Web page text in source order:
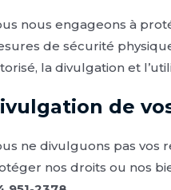
nous engageons à
de sécurité
la divulgation et
de
ne divulguons pas vos
nos droits ou nos